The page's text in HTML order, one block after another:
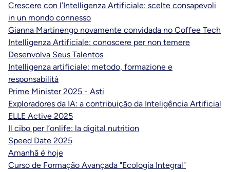
Crescere con l’Intelligenza Artificiale: scelte consapevoli
in un mondo connesso
Gianna Martinengo novamente convidada no Coffee Tech
Intelligenza Artificiale: conoscere per non temere
Desenvolva Seus Talentos
Intelligenza artificiale: metodo, formazione e
responsabilità
Prime Minister 2025 - Asti
Exploradores da IA: a contribuição da Inteligência Artificial
ELLE Active 2025
Il cibo per l’onlife: la digital nutrition
Speed Date 2025
Amanhã é hoje
Curso de Formação Avançada "Ecologia Integral"